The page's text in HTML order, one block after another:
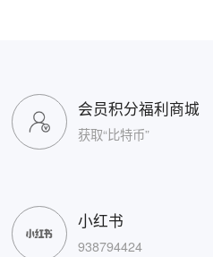
会员积分福利商城
获取“比特币”
小红书
938794424